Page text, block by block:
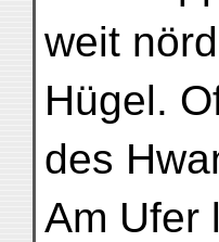
weit
Hügel.
des
Am Ufer